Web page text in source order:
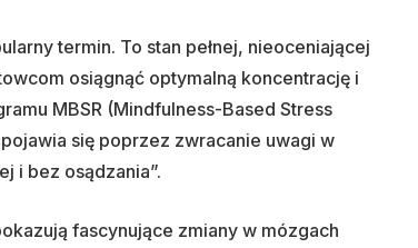
termin. To stan pełnej, nieoceniającej
osiągnąć optymalną koncentrację i
MBSR (Mindfulness-Based Stress
się poprzez zwracanie uwagi w
i bez osądzania”.
fascynujące zmiany w mózgach